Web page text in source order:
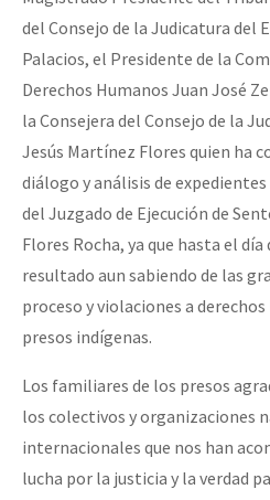
del Consejo de la Judicatura del
Palacios, el Presidente de la
Derechos Humanos Juan José
la Consejera del Consejo de la
Jesús Martínez Flores quien ha
diálogo y análisis de
del Juzgado de Ejecución de
Flores Rocha, ya que hasta el
resultado aun sabiendo de las
proceso y violaciones a
presos indígenas.
Los familiares de los presos
los colectivos y organizaciones
internacionales que nos han
lucha por la justicia y la verdad